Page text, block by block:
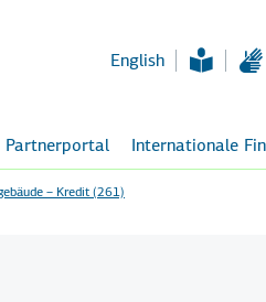
English
Partnerportal Internationale
– Kredit (261)